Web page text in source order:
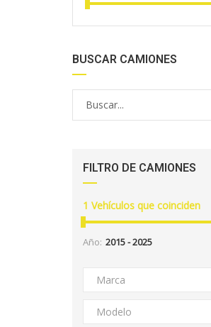
BUSCAR CAMIONES
FILTRO DE CAMIONES
1 Vehículos que coinciden
Año:
Marca
Modelo